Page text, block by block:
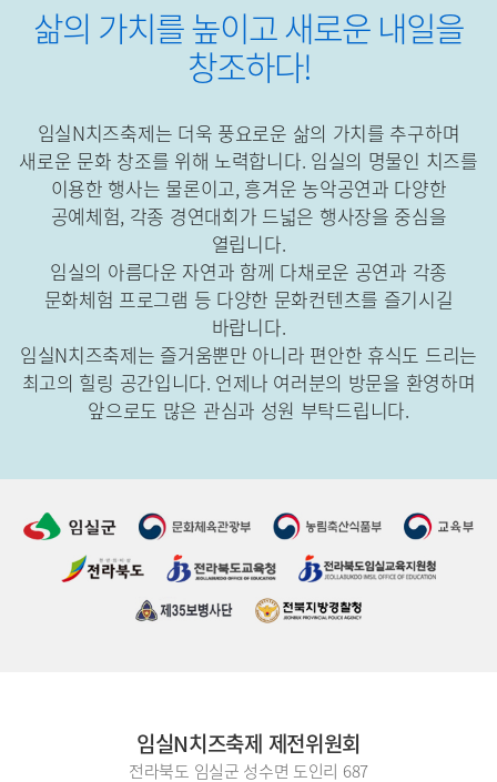
삶의 가치를 높이고 새로운 내일을
창조하다!
임실N치즈축제는 더욱 풍요로운 삶의 가치를 추구하며
새로운 문화 창조를 위해 노력합니다. 임실의 명물인 치즈를
이용한 행사는 물론이고, 흥겨운 농악공연과 다양한
공예체험, 각종 경연대회가 드넓은 행사장을 중심을
열립니다.
임실의 아름다운 자연과 함께 다채로운 공연과 각종
문화체험 프로그램 등 다양한 문화컨텐츠를 즐기시길
바랍니다.
임실N치즈축제는 즐거움뿐만 아니라 편안한 휴식도 드리는
최고의 힐링 공간입니다. 언제나 여러분의 방문을 환영하며
앞으로도 많은 관심과 성원 부탁드립니다.
임실N치즈축제 제전위원회
전라북도 임실군 성수면 도인리 687